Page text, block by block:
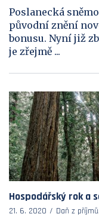
Poslanecká
původní znění
bonusu. Nyní již
je zřejmě ...
Hospodářský rok a
21. 6. 2020 Daň z